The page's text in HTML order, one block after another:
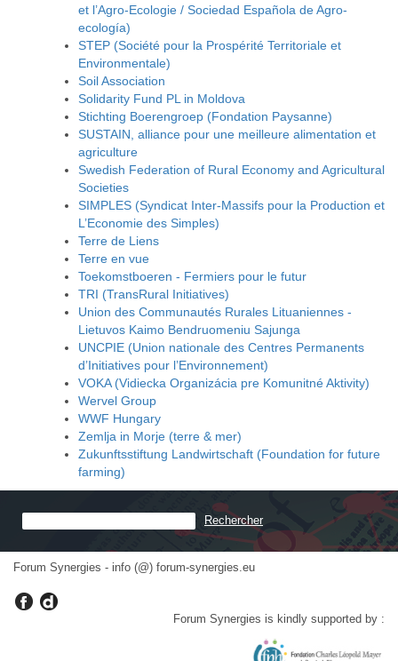
et l’Agro-Ecologie / Sociedad Española de Agro-
ecología)
STEP (Société pour la Prospérité Territoriale et
Environmentale)
Soil Association
Solidarity Fund PL in Moldova
Stichting Boerengroep (Fondation Paysanne)
SUSTAIN, alliance pour une meilleure alimentation et
agriculture
Swedish Federation of Rural Economy and Agricultural
Societies
SIMPLES (Syndicat Inter-Massifs pour la Production et
L’Economie des Simples)
Terre de Liens
Terre en vue
Toekomstboeren - Fermiers pour le futur
TRI (TransRural Initiatives)
Union des Communautés Rurales Lituaniennes -
Lietuvos Kaimo Bendruomeniu Sajunga
UNCPIE (Union nationale des Centres Permanents
d’Initiatives pour l’Environnement)
VOKA (Vidiecka Organizácia pre Komunitné Aktivity)
Wervel Group
WWF Hungary
Zemlja in Morje (terre & mer)
Zukunftsstiftung Landwirtschaft (Foundation for future
farming)
Forum Synergies - info (@) forum-synergies.eu
Forum Synergies is kindly supported by :